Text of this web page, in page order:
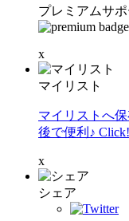
プレミアムサ
x
マイリスト
マイリストへ
後で便利♪ Click!
x
シェア